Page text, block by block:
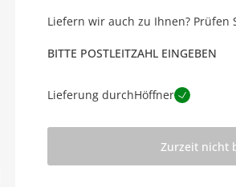
Liefern wir auch zu Ihnen? Prüfen
BITTE POSTLEITZAHL EINGEBEN
Lieferung durchHöffner
Zurzeit nicht